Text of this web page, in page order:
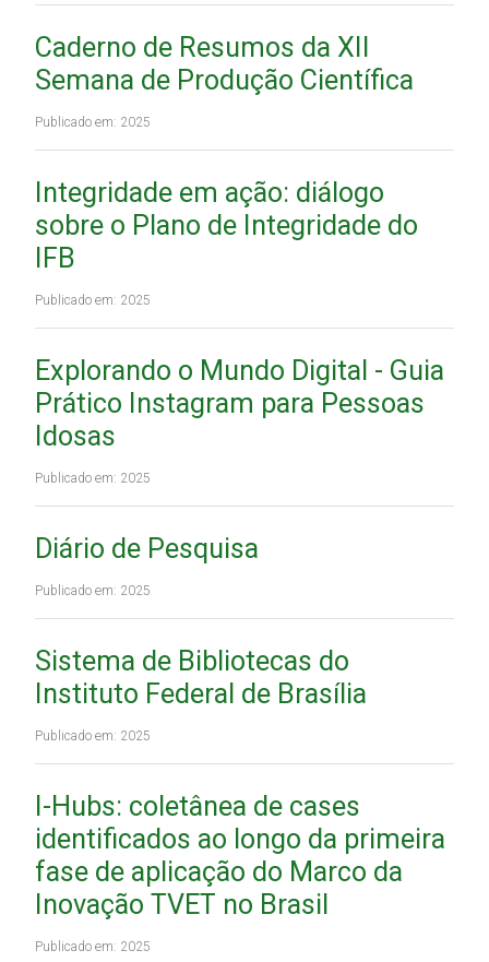
Caderno de Resumos da XII
Semana de Produção Científica
Publicado em: 2025
Integridade em ação: diálogo
sobre o Plano de Integridade do
IFB
Publicado em: 2025
Explorando o Mundo Digital - Guia
Prático Instagram para Pessoas
Idosas
Publicado em: 2025
Diário de Pesquisa
Publicado em: 2025
Sistema de Bibliotecas do
Instituto Federal de Brasília
Publicado em: 2025
I-Hubs: coletânea de cases
identificados ao longo da primeira
fase de aplicação do Marco da
Inovação TVET no Brasil
Publicado em: 2025